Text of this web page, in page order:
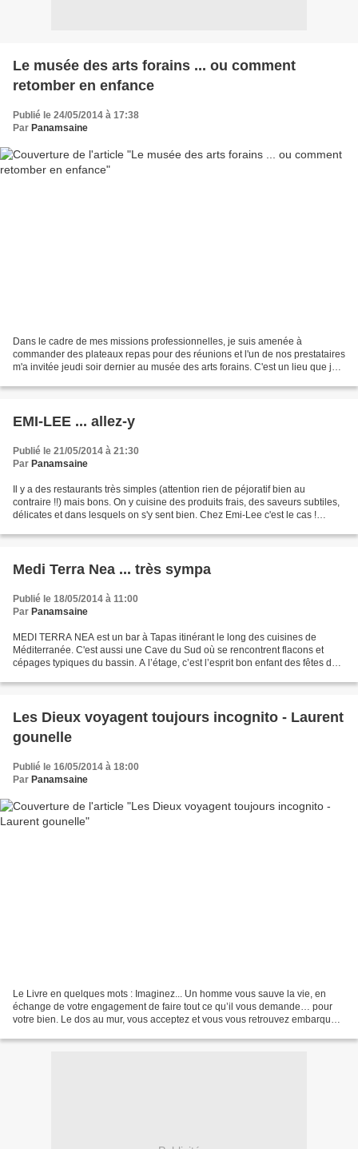
Le musée des arts forains ... ou comment
retomber en enfance
Publié le 24/05/2014 à 17:38
Par Panamsaine
Dans le cadre de mes missions professionnelles, je suis amenée à
commander des plateaux repas pour des réunions et l'un de nos prestataires
m'a invitée jeudi soir dernier au musée des arts forains. C'est un lieu que je
EMI-LEE ... allez-y
Publié le 21/05/2014 à 21:30
Par Panamsaine
Il y a des restaurants très simples (attention rien de péjoratif bien au
contraire !!) mais bons. On y cuisine des produits frais, des saveurs subtiles,
délicates et dans lesquels on s'y sent bien. Chez Emi-Lee c'est le cas !
Medi Terra Nea ... très sympa
Publié le 18/05/2014 à 11:00
Par Panamsaine
MEDI TERRA NEA est un bar à Tapas itinérant le long des cuisines de
Méditerranée. C'est aussi une Cave du Sud où se rencontrent flacons et
cépages typiques du bassin. A l’étage, c’est l’esprit bon enfant des fêtes de
Les Dieux voyagent toujours incognito - Laurent
gounelle
Publié le 16/05/2014 à 18:00
Par Panamsaine
Le Livre en quelques mots : Imaginez... Un homme vous sauve la vie, en
échange de votre engagement de faire tout ce qu’il vous demande… pour
votre bien. Le dos au mur, vous acceptez et vous vous retrouvez embarqué